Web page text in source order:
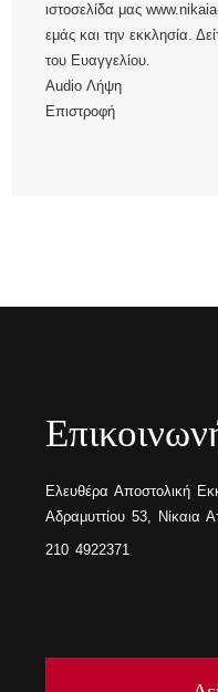
ιστοσελίδα μας
εμάς και την εκκλησία.
του Ευαγγελίου.
Audio Λήψη
Επιστροφή
Ελευθέρα Αποστολική
Αδραμυττίου 53, Νίκαια
210 4922371